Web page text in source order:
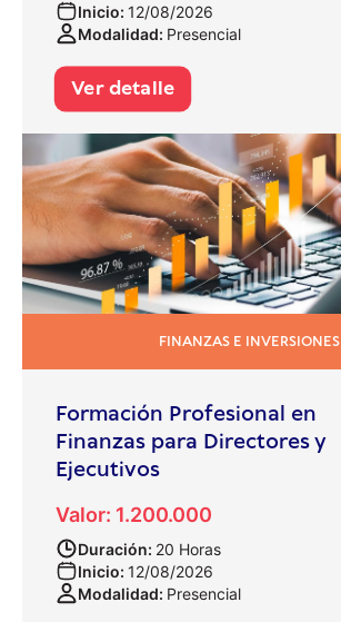
Inicio: 12/08/2026
Modalidad: Presencial
Ver detalle
FINANZAS E INVERSIONES
Formación Profesional en
Finanzas para Directores y
Ejecutivos
Valor: 1.200.000
Duración: 20 Horas
Inicio: 12/08/2026
Modalidad: Presencial